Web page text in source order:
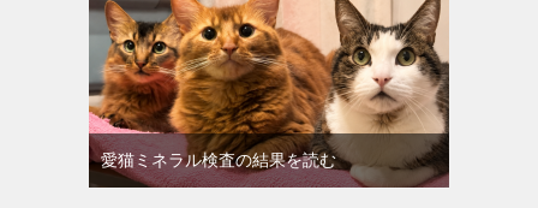
愛猫ミネラル検査の結果を読む